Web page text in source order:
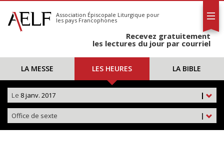
S'abonner
Calendrier
Association Épiscopale Liturgique pour
les pays Francophones
Recevez gratuitement
les lectures du jour par courriel
LA MESSE LES HEURES LA BIBLE
|
Le 8 janv. 2017
|
Office de sexte